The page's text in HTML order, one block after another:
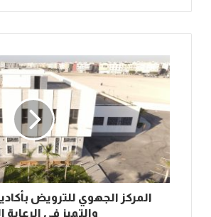
المركز الجهوي للترويض
والتميز في الرعاية